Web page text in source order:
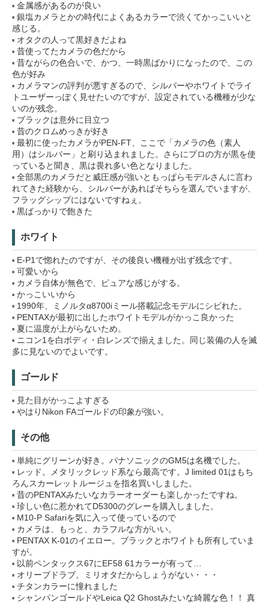
金属感があるのが良い
銀塩カメラとかの時代によくあるカラーで渋くてかっこいいと
感じる。
オタクの人って黒好きだよね
昔使ってたカメラの色だから
昔ながらの色合いで、かつ、一時黒ばかりになったので、この
色が好み
カメラマンの評判が悪すぎるので、シルバーやホワイトでライ
トユーザーっぽく見せたいのですが、設定されている機種が少な
いのが残念。
ブラックは意外に目立つ
昔のクロムめっきが好き
最初に使ったカメラがPEN-FT、ここで「カメラの色（素人
用）はシルバー」と刷り込まれました。さらにプロの方が黒を使
っていると聞き、黒は畏れ多い色となりました。
全部黒のカメラだと威圧感が強いともっぱらモデルさんに言わ
れてきた経験から、シルバーがあればそちらを選んでいますが、
フラッグシップにはないですねぇ。
黒ばっかりで飽きた
ホワイト
E-P1で惚れたのですが、その後良い機種が出ず残念です。
可愛いから
カメラ自体が無色で、ピュアな感じがする。
かっこいいから
1990年、ミノルタα8700iミール搭載記念モデルにシビれた。
PENTAXが最初に出したホワイトモデルがかっこ良かった
夏に温度が上がらないため。
ニコン1を白ボディ・白レンズで揃えました。同じ装備の人を滅
多に見ないのでよいです。
ゴールド
見た目がかっこよすぎる
やはりNikon FAゴールドの印象が強い。
その他
単純にグリーンが好き。パナソニックのGM5は名機でした。
レッド。メタリックレッド系なら最高です。J limited 01はもち
ろんスカーレットルージュを指名買いしました。
昔のPENTAXみたいなカラーオーダーも楽しかったですね。
珍しい色に惹かれてD5300のグレーを購入しました。
M10-P Safariを気に入って使っているので
カメラは、もっと、カラフルな方がいい。
PENTAX K-01のイエロー。ブラックとホワイトも所有していま
すが。
以前ペンタックス67にEF58 61カラーが有って…
オリーブドラブ。ミリオタだからしょうがない・・・
チタンカラーに憧れました
シャンパンゴールドやLeica Q2 Ghostみたいな綺麗な色！！ 真